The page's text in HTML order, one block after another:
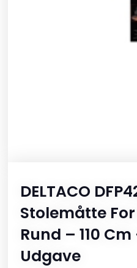
DELTACO
Stolemåtte
Rund – 110
Udgave